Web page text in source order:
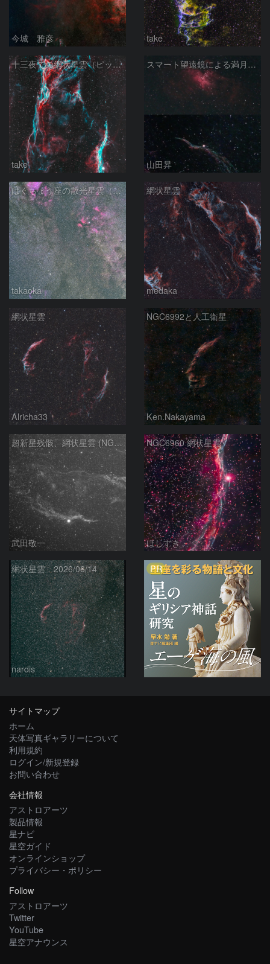
今城 雅彦 take
十三夜での網状星雲（ピッカリングの三角）
take
スマート望遠鏡による満月下の星雲（M16,NGC6960）
山田昇
はくちょう座の散光星雲（１００ｍｍ）
takaoka
網状星雲
medaka
網状星雲
Alricha33
NGC6992と人工衛星
Ken.Nakayama
超新星残骸、網状星雲 (NGC6960)
武田敬一
NGC6960 網状星雲
ほしすき
網状星雲 2026/06/14
nardis
PR
サイトマップ
ホーム
天体写真ギャラリーについて
利用規約
ログイン/新規登録
お問い合わせ
会社情報
アストロアーツ
製品情報
星ナビ
星空ガイド
オンラインショップ
プライバシー・ポリシー
Follow
アストロアーツ
Twitter
YouTube
星空アナウンス